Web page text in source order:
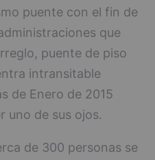
puente con el fin de
que
puente de piso
intransitable
de Enero de 2015
uno de sus ojos.
de 300 personas se